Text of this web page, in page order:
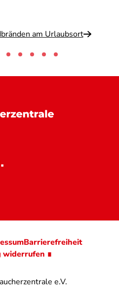
am Urlaubsort
e.V.
Barrierefreiheit
widerrufen ∎